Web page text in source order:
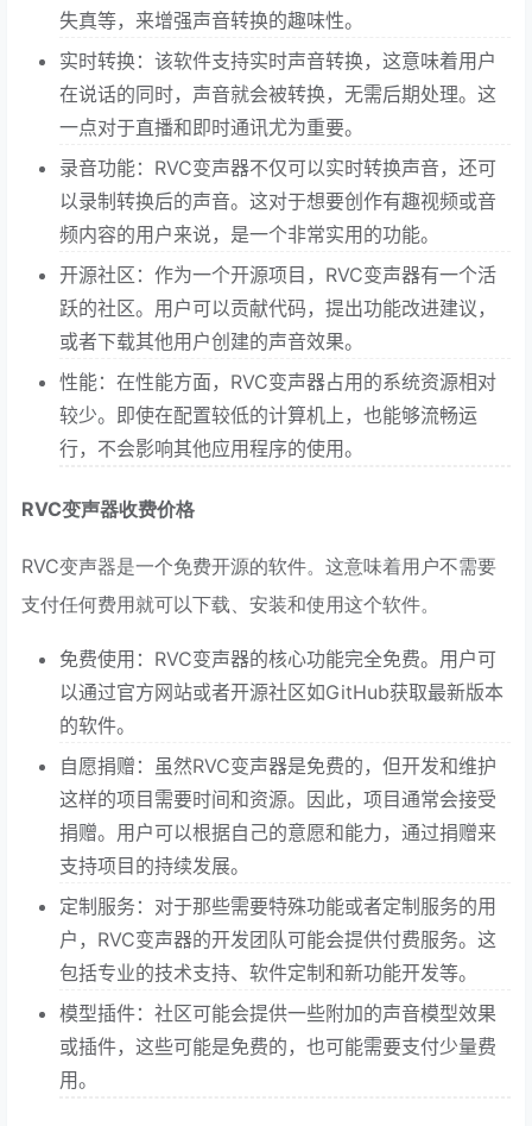
失真等，来增强声音转换的趣味性。
实时转换：该软件支持实时声音转换，这意味着用户
在说话的同时，声音就会被转换，无需后期处理。这
一点对于直播和即时通讯尤为重要。
录音功能：RVC变声器不仅可以实时转换声音，还可
以录制转换后的声音。这对于想要创作有趣视频或音
频内容的用户来说，是一个非常实用的功能。
开源社区：作为一个开源项目，RVC变声器有一个活
跃的社区。用户可以贡献代码，提出功能改进建议，
或者下载其他用户创建的声音效果。
性能：在性能方面，RVC变声器占用的系统资源相对
较少。即使在配置较低的计算机上，也能够流畅运
行，不会影响其他应用程序的使用。
RVC变声器收费价格
RVC变声器是一个免费开源的软件。这意味着用户不需要
支付任何费用就可以下载、安装和使用这个软件。
免费使用：RVC变声器的核心功能完全免费。用户可
以通过官方网站或者开源社区如GitHub获取最新版本
的软件。
自愿捐赠：虽然RVC变声器是免费的，但开发和维护
这样的项目需要时间和资源。因此，项目通常会接受
捐赠。用户可以根据自己的意愿和能力，通过捐赠来
支持项目的持续发展。
定制服务：对于那些需要特殊功能或者定制服务的用
户，RVC变声器的开发团队可能会提供付费服务。这
包括专业的技术支持、软件定制和新功能开发等。
模型插件：社区可能会提供一些附加的声音模型效果
或插件，这些可能是免费的，也可能需要支付少量费
用。